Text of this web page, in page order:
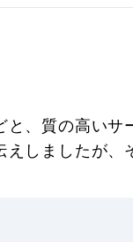
、質の高いサ
しましたが、